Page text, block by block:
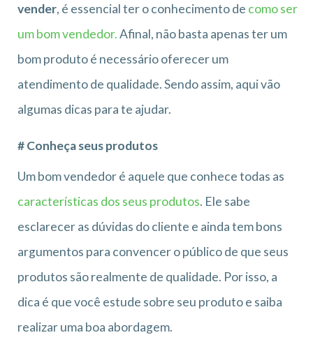
vender, é essencial ter o conhecimento de como ser
um bom vendedor.Afinal, não basta apenas ter um
bom produto é necessário oferecer um
atendimento de qualidade. Sendo assim, aqui vão
algumas dicas para te ajudar.
# Conheça seus produtos
Um bom vendedor é aquele que conhece todas as
características dos seus produtos. Ele sabe
esclarecer as dúvidas do cliente e ainda tem bons
argumentos para convencer o público de que seus
produtos são realmente de qualidade. Por isso, a
dica é que você estude sobre seu produto e saiba
realizar uma boa abordagem.